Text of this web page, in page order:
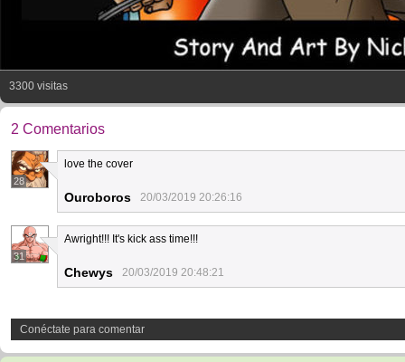
3300 visitas
2 Comentarios
28
love the cover
Ouroboros 20/03/2019 20:26:16
31
Awright!!! It's kick ass time!!!
Chewys 20/03/2019 20:48:21
Conéctate para comentar